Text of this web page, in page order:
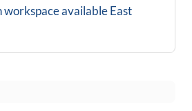
workspace availableEast